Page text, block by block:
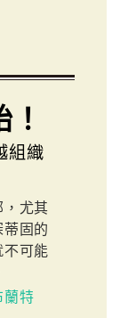
組織
，尤其
固的
可能
蘭特